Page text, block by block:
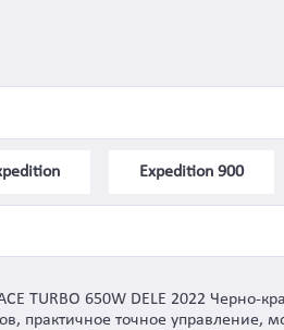
Expedition 900
TURBO 650W DELE 2022
практичное точное